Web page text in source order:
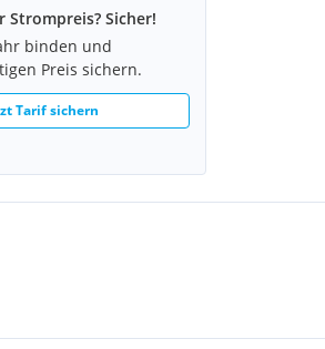
Strompreis? Sicher!
binden und
Preis sichern.
Tarif sichern